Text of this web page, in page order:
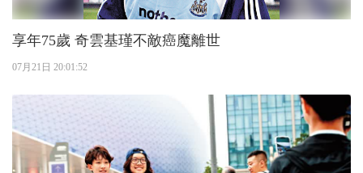
享年75歲 奇雲基瑾不敵癌魔離世
07月21日 20:01:52